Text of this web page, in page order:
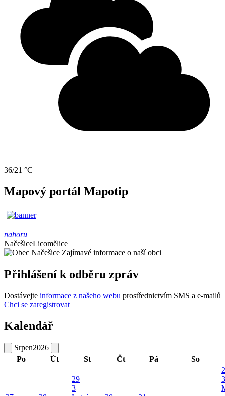
36/21 °C
Mapový portál Mapotip
nahoru
NačešiceLicomělice
Zajímavé informace o naší obci
Přihlášení k odběru zpráv
Dostávejte informace z našeho webu prostřednictvím SMS a e-mailů
Chci se zaregistrovat
Kalendář
Srpen2026
Po
Út St Čt Pá So
29
3
2
3